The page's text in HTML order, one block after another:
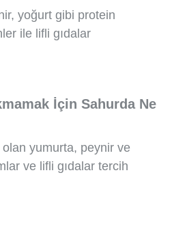
yoğurt gibi protein
ile lifli gıdalar
İçin Sahurda Ne
yumurta, peynir ve
ve lifli gıdalar tercih